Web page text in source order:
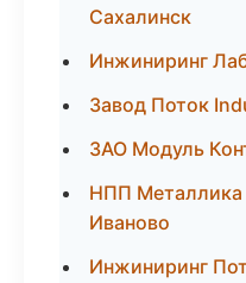
Сахалинск
Инжиниринг
Завод Поток
ЗАО Модуль
НПП
Иваново
Инжиниринг